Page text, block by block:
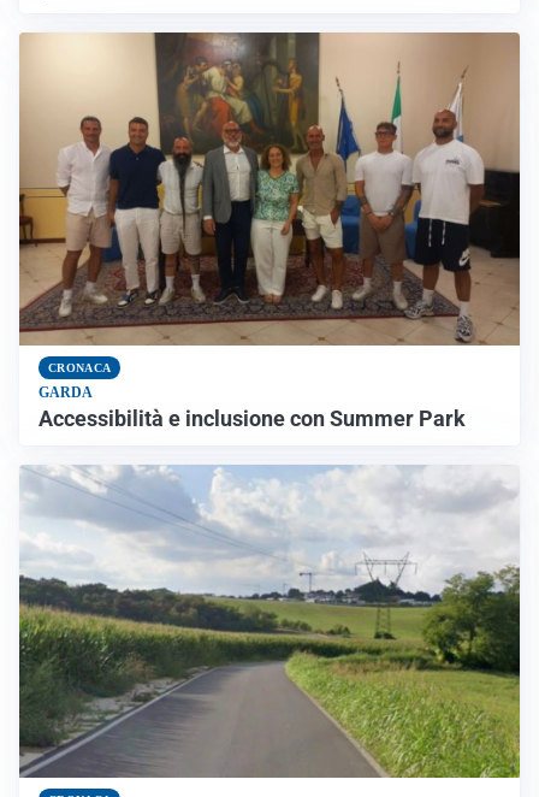
CRONACA
GARDA
Accessibilità e inclusione con Summer Park